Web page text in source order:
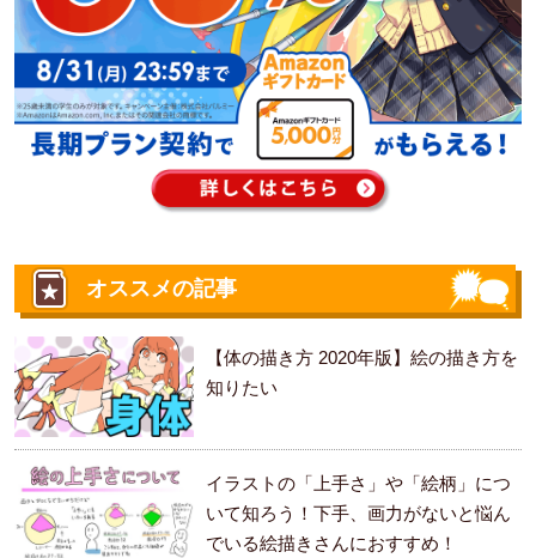
オススメの記事
【体の描き方 2020年版】絵の描き方を
知りたい
イラストの「上手さ」や「絵柄」につ
いて知ろう！下手、画力がないと悩ん
でいる絵描きさんにおすすめ！